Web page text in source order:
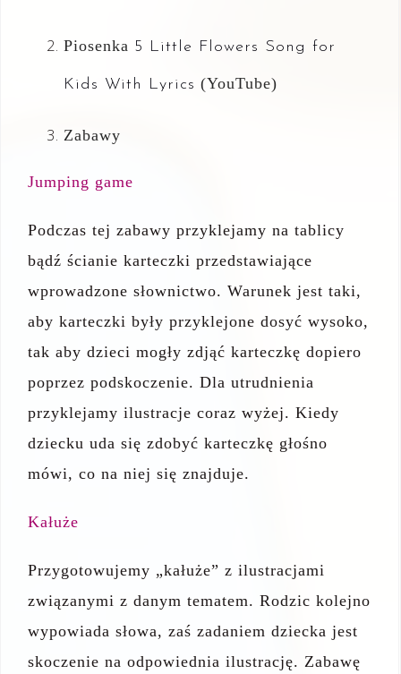
Piosenka 5 Little Flowers Song for
Kids With Lyrics (YouTube)
Zabawy
Jumping game
Podczas tej zabawy przyklejamy na tablicy
bądź ścianie karteczki przedstawiające
wprowadzone słownictwo. Warunek jest taki,
aby karteczki były przyklejone dosyć wysoko,
tak aby dzieci mogły zdjąć karteczkę dopiero
poprzez podskoczenie. Dla utrudnienia
przyklejamy ilustracje coraz wyżej. Kiedy
dziecku uda się zdobyć karteczkę głośno
mówi, co na niej się znajduje.
Kałuże
Przygotowujemy „kałuże” z ilustracjami
związanymi z danym tematem. Rodzic kolejno
wypowiada słowa, zaś zadaniem dziecka jest
skoczenie na odpowiednia ilustrację. Zabawę